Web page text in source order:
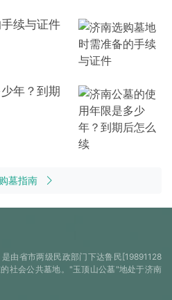
续与证件
年？到期
墓指南
由省市两级民政部门下达鲁民[19891128
社会公共墓地。"玉顶山公墓"地处于济南